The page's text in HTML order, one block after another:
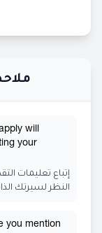
will
your
إتباع تعليمات
النظر لسيرتك
you mention